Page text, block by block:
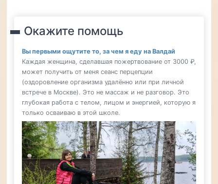
Окажите помощь
Вы первыми ощутите то, за чем я еду на Валдай
Каждая женщина, сделавшая пожертвование от 3000 ₽,
может получить от меня сеанс перцепции
(оздоровление организма удалённо или при личной
встрече в Москве). Это не массаж и не разговор. Это
глубокая работа с телом, лицом и энергией, которую я
только осваиваю в этой школе.